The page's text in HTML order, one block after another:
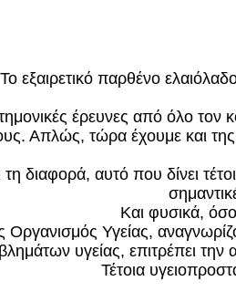
To εξαιρετικό παρθένο
έρευνες από όλο
Απλώς, τώρα έχουμε και της
διαφορά, αυτό που δίνει
Και φυσικά,
Υγείας,
υγείας, επιτρέπει
Τέτοια